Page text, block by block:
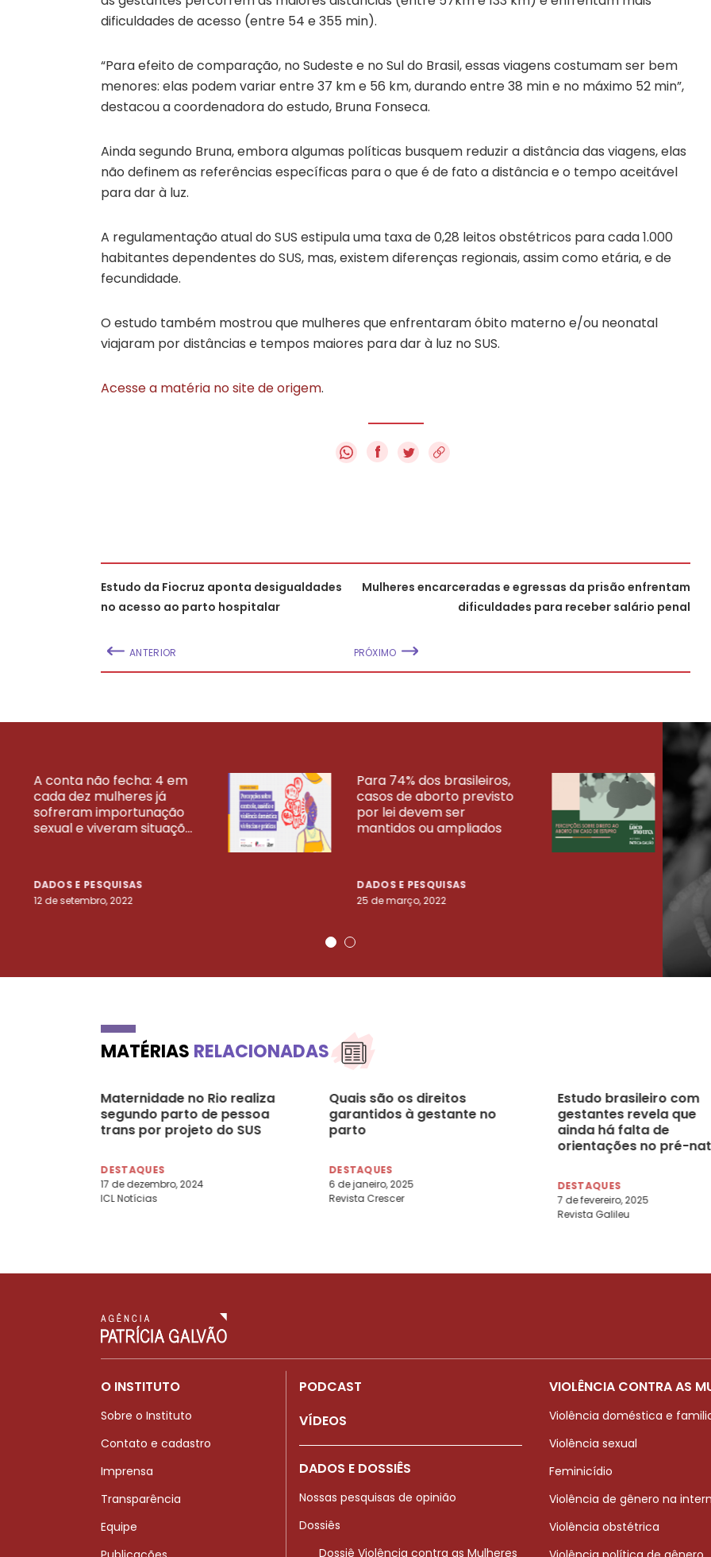
dificuldades de acesso (entre 54 e 355 min).
“Para efeito de comparação, no Sudeste e no Sul do Brasil, essas viagens costumam ser bem
menores: elas podem variar entre 37 km e 56 km, durando entre 38 min e no máximo 52 min”,
destacou a coordenadora do estudo, Bruna Fonseca.
Ainda segundo Bruna, embora algumas políticas busquem reduzir a distância das viagens, elas
não definem as referências específicas para o que é de fato a distância e o tempo aceitável
para dar à luz.
A regulamentação atual do SUS estipula uma taxa de 0,28 leitos obstétricos para cada 1.000
habitantes dependentes do SUS, mas, existem diferenças regionais, assim como etária, e de
fecundidade.
O estudo também mostrou que mulheres que enfrentaram óbito materno e/ou neonatal
viajaram por distâncias e tempos maiores para dar à luz no SUS.
Acesse a matéria no site de origem.
f
Estudo da Fiocruz aponta desigualdades
no acesso ao parto hospitalar
ANTERIOR
Mulheres encarceradas e egressas da prisão enfrentam
dificuldades para receber salário penal
PRÓXIMO
A conta não fecha: 4 em
cada dez mulheres já
sofreram importunação
sexual e viveram situaçõ...
DADOS E PESQUISAS
12 de setembro, 2022
Para 74% dos brasileiros,
casos de aborto previsto
por lei devem ser
mantidos ou ampliados
DADOS E PESQUISAS
25 de março, 2022
23
VEJA MAIS PESQUISAS
MATÉRIAS RELACIONADAS
Maternidade no Rio realiza
segundo parto de pessoa
trans por projeto do SUS
DESTAQUES
17 de dezembro, 2024
ICL Notícias
Quais são os direitos
garantidos à gestante no
parto
DESTAQUES
6 de janeiro, 2025
Revista Crescer
Estudo brasileiro com
gestantes revela que
ainda há falta de
orientações no pré-
DESTAQUES
7 de fevereiro, 2025
Revista Galileu
O INSTITUTO
Sobre o Instituto
Contato e cadastro
Imprensa
Transparência
Equipe
PODCAST
VÍDEOS
DADOS E DOSSIÊS
Nossas pesquisas de opinião
Dossiês
Dossiê Violência contra as Mulheres
VIOLÊNCIA CONTRA AS
Violência doméstica e
Violência sexual
Feminicídio
Violência de gênero na
Violência obstétrica